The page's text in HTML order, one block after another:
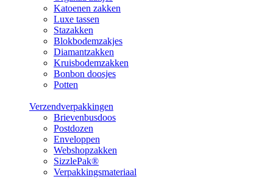
Katoenen zakken
Luxe tassen
Stazakken
Blokbodemzakjes
Diamantzakken
Kruisbodemzakken
Bonbon doosjes
Potten
Verzendverpakkingen
Brievenbusdoos
Postdozen
Enveloppen
Webshopzakken
SizzlePak®
Verpakkingsmateriaal